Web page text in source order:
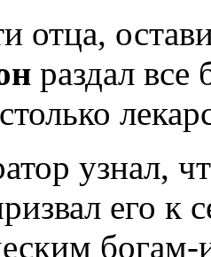
отца,
раздал все
узнал,
его к